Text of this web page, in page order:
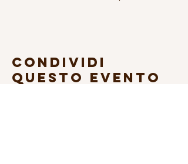
Condividi
questo evento